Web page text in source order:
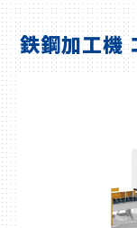
鉄鋼加工機